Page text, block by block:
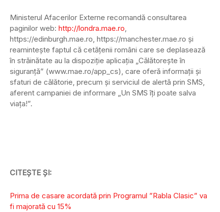
Ministerul Afacerilor Externe recomandă consultarea
paginilor web: http://londra.mae.ro,
https://edinburgh.mae.ro, https://manchester.mae.ro şi
reaminteşte faptul că cetăţenii români care se deplasează
în străinătate au la dispoziţie aplicaţia „Călătoreşte în
siguranţă” (www.mae.ro/app_cs), care oferă informaţii şi
sfaturi de călătorie, precum şi serviciul de alertă prin SMS,
aferent campaniei de informare „Un SMS îţi poate salva
viaţa!”.
CITEȘTE ȘI:
Prima de casare acordată prin Programul ”Rabla Clasic” va
fi majorată cu 15%